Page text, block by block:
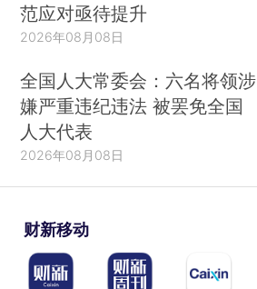
范应对亟待提升
2026年08月08日
全国人大常委会：六名将领涉
嫌严重违纪违法 被罢免全国
人大代表
2026年08月08日
财新移动